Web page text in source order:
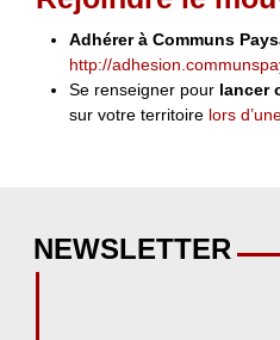
Adhérer à Communs
http://
Se renseigner pour lancer
sur votre territoire lors
NEWSLETTER